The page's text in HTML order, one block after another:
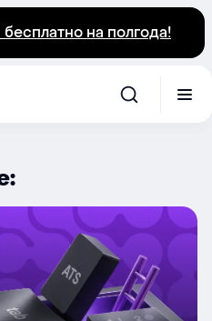
бесплатно на полгода!